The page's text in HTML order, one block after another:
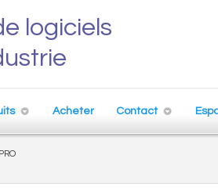
logiciels
Acheter Contact